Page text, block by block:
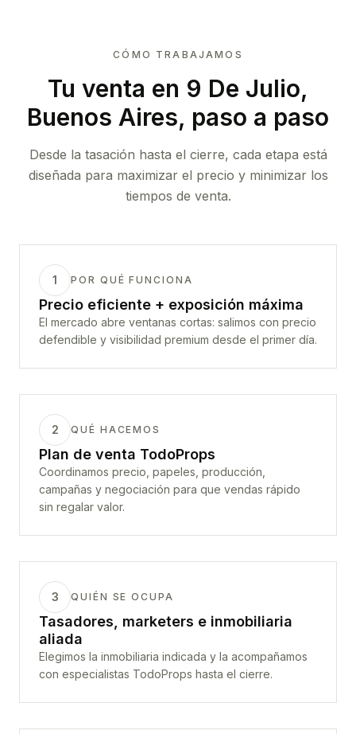
CÓMO TRABAJAMOS
Tu venta en 9 De Julio,
Buenos Aires, paso a paso
Desde la tasación hasta el cierre, cada etapa está
diseñada para maximizar el precio y minimizar los
tiempos de venta.
1 POR QUÉ FUNCIONA
Precio eficiente + exposición máxima
El mercado abre ventanas cortas: salimos con precio
defendible y visibilidad premium desde el primer día.
2 QUÉ HACEMOS
Plan de venta TodoProps
Coordinamos precio, papeles, producción,
campañas y negociación para que vendas rápido
sin regalar valor.
3 QUIÉN SE OCUPA
Tasadores, marketers e inmobiliaria
aliada
Elegimos la inmobiliaria indicada y la acompañamos
con especialistas TodoProps hasta el cierre.